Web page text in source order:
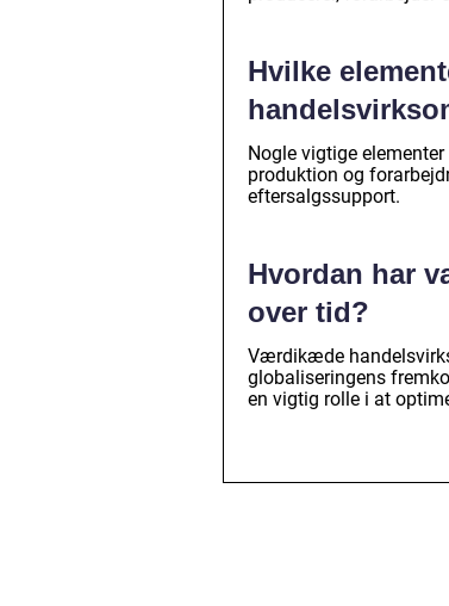
Hvilke
Nogle vigtige
produktion og
eftersalgssupport.
Hvordan har
over tid?
Værdikæde
globaliseringens
en vigtig rolle i at